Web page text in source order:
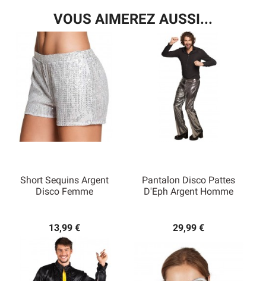
VOUS AIMEREZ AUSSI...
Short Sequins Argent
Disco Femme
13,99 €
Pantalon Disco Pattes
D'Eph Argent Homme
29,99 €